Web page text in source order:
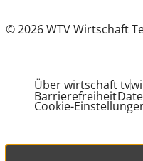
© 2026 WTV Wirtschaft
Über wirtschaft tv
Barrierefreiheit
Cookie-